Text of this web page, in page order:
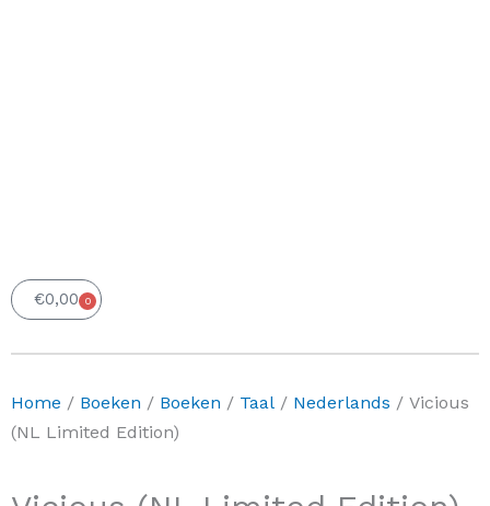
€0,00 0
Winkelwagen
Home / Boeken / Boeken / Taal / Nederlands / Vicious
(NL Limited Edition)